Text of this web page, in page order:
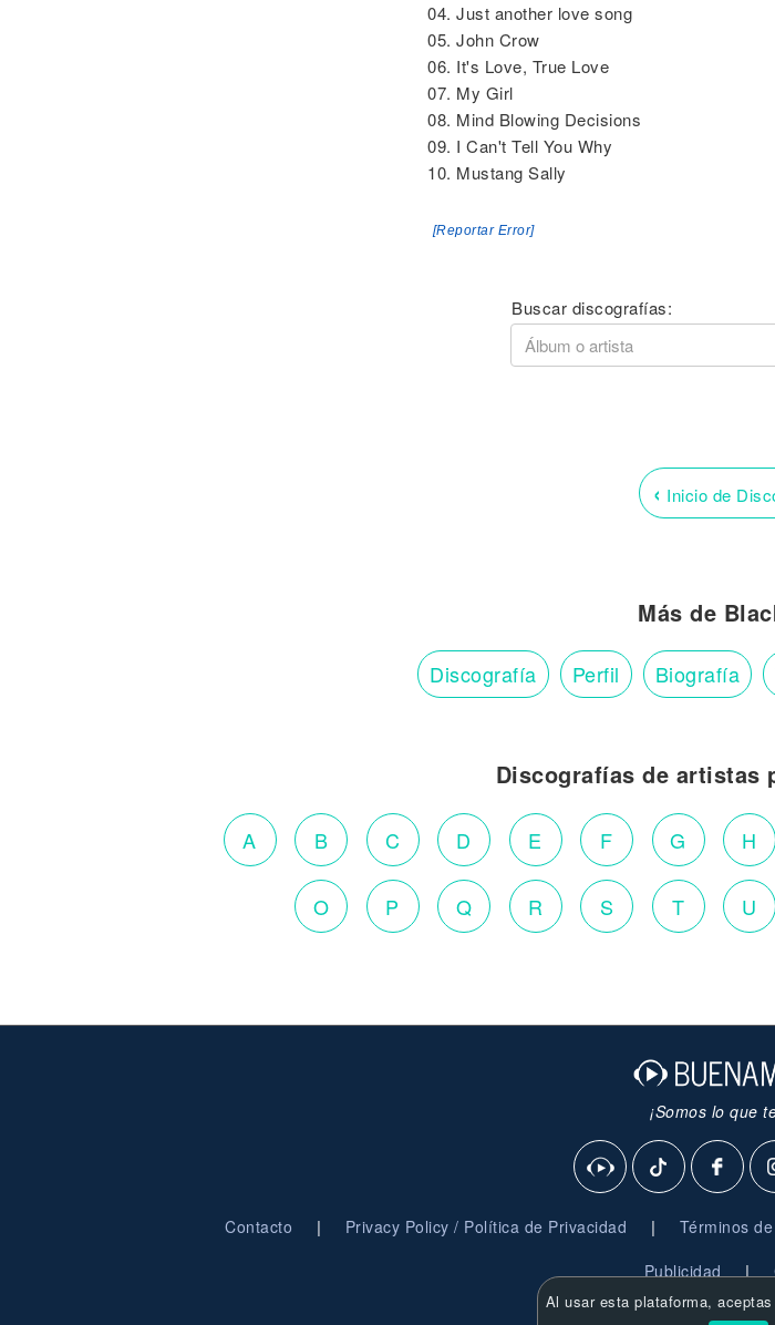
04. Just another love song
05. John Crow
06. It's Love, True Love
07. My Girl
08. Mind Blowing Decisions
09. I Can't Tell You Why
10. Mustang Sally
[Reportar Error]
Buscar discografías:
‹ Inicio de
Más de
Discografía Perfil Biografía
Discografías de artistas
A B C D E F G H
O P Q R S T U
¡Somos lo que
Contacto | Privacy Policy / Política de Privacidad | Términos
Publicidad |
Al usar esta plataforma,